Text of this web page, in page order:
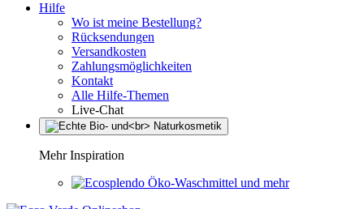
Hilfe
Wo ist meine Bestellung?
Rücksendungen
Versandkosten
Zahlungsmöglichkeiten
Kontakt
Alle Hilfe-Themen
Live-Chat
Mehr Inspiration
Öko-Waschmittel und mehr